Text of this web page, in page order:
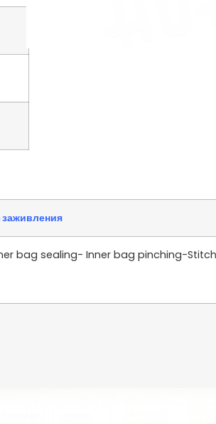
bag sealing- Inner bag pinching-